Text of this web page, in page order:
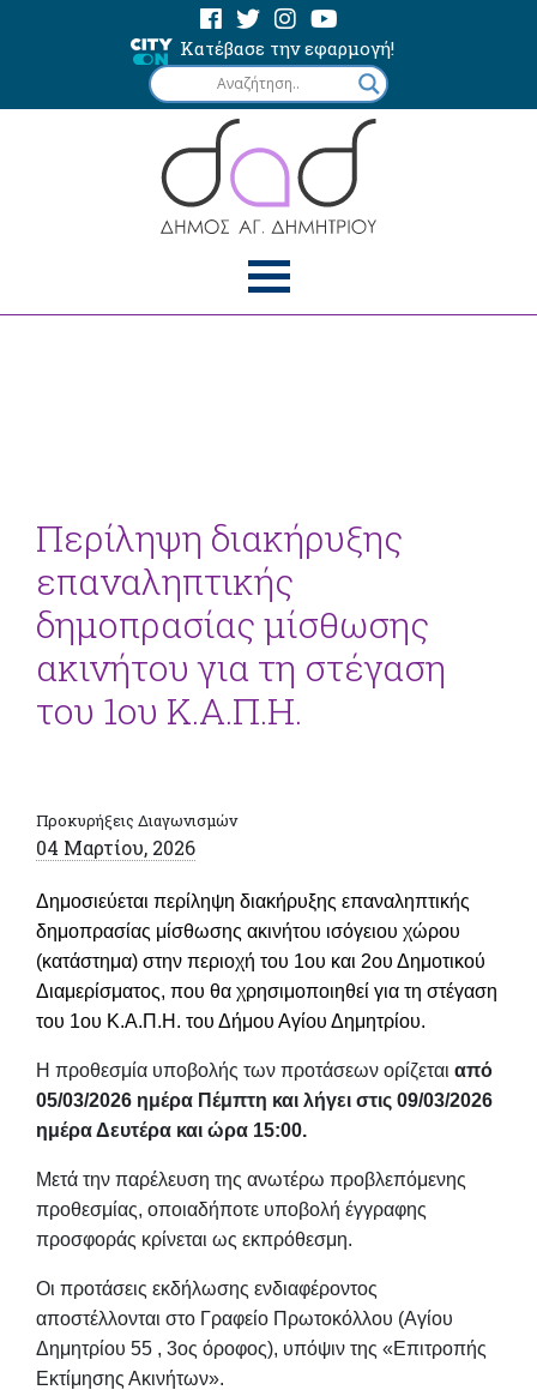
Κατέβασε την εφαρμογή!
Περίληψη διακήρυξης
επαναληπτικής
δημοπρασίας μίσθωσης
ακινήτου για τη στέγαση
του 1ου Κ.Α.Π.Η.
Προκυρήξεις Διαγωνισμών
04 Μαρτίου, 2026
Δημοσιεύεται περίληψη διακήρυξης επαναληπτικής
δημοπρασίας μίσθωσης ακινήτου ισόγειου χώρου
(κατάστημα) στην περιοχή του 1ου και 2ου Δημοτικού
Διαμερίσματος, που θα χρησιμοποιηθεί για τη στέγαση
του 1ου Κ.Α.Π.Η. του Δήμου Αγίου Δημητρίου.
Η προθεσμία υποβολής των προτάσεων ορίζεται από
05/03/2026 ημέρα Πέμπτη και λήγει στις 09/03/2026
ημέρα Δευτέρα και ώρα 15:00.
Μετά την παρέλευση της ανωτέρω προβλεπόμενης
προθεσμίας, οποιαδήποτε υποβολή έγγραφης
προσφοράς κρίνεται ως εκπρόθεσμη.
Οι προτάσεις εκδήλωσης ενδιαφέροντος
αποστέλλονται στο Γραφείο Πρωτοκόλλου (Αγίου
Δημητρίου 55 , 3ος όροφος), υπόψιν της «Επιτροπής
Εκτίμησης Ακινήτων».